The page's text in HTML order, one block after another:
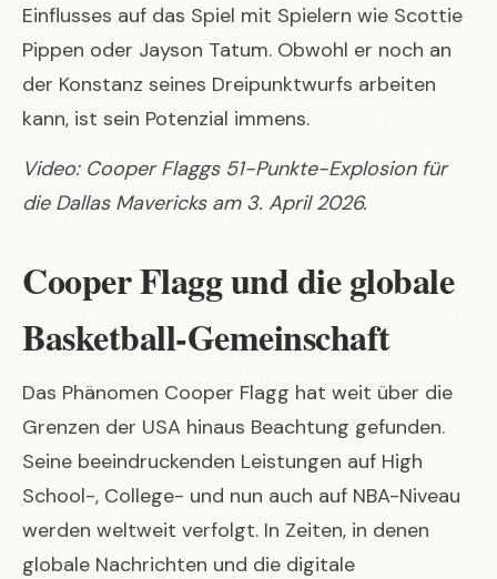
Einflusses auf das Spiel mit Spielern wie Scottie
Pippen oder Jayson Tatum. Obwohl er noch an
der Konstanz seines Dreipunktwurfs arbeiten
kann, ist sein Potenzial immens.
Video: Cooper Flaggs 51-Punkte-Explosion für
die Dallas Mavericks am 3. April 2026.
Cooper Flagg und die globale
Basketball-Gemeinschaft
Das Phänomen Cooper Flagg hat weit über die
Grenzen der USA hinaus Beachtung gefunden.
Seine beeindruckenden Leistungen auf High
School-, College- und nun auch auf NBA-Niveau
werden weltweit verfolgt. In Zeiten, in denen
globale Nachrichten und die digitale